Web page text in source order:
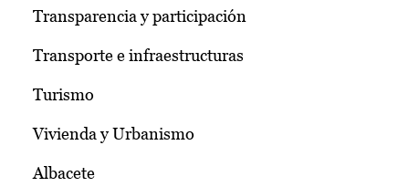
Transparencia y participación
Transporte e infraestructuras
Turismo
Vivienda y Urbanismo
Albacete